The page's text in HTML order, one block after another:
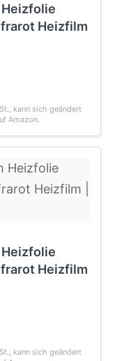
Heizfolie
Heizfilm
kann sich geändert
Amazon.
Heizfolie
Heizfilm
kann sich geändert